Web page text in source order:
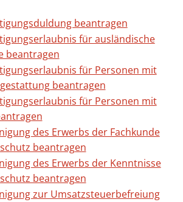
beantragen
für ausländische
beantragen
für Personen mit
beantragen
für Personen mit
des Erwerbs der Fachkunde
beantragen
des Erwerbs der Kenntnisse
beantragen
zur Umsatzsteuerbefreiung